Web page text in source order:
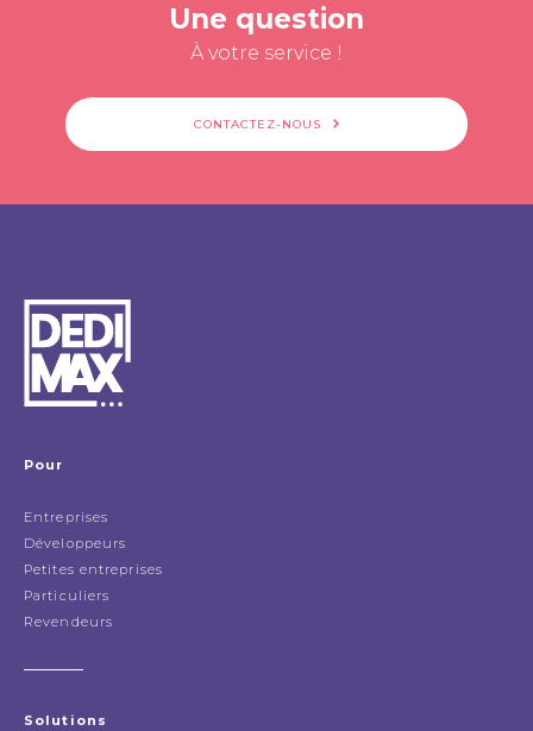
Une question
À votre service !
CONTACTEZ-NOUS
Pour
Entreprises
Développeurs
Petites entreprises
Particuliers
Revendeurs
Solutions